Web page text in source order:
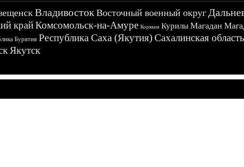
ВладивостокВосточный военный округ
крайКомсомольск-на-Амуре Корякия Курилы Магадан
Бурятия Республика Саха (Якутия) Сахалинская область
Якутск